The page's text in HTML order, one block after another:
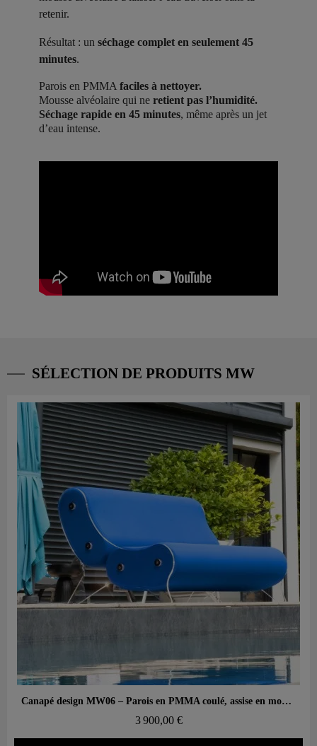
retenir.
Résultat : un séchage complet en seulement 45
minutes.
Parois en PMMA faciles à nettoyer.
Mousse alvéolaire qui ne retient pas l’humidité.
Séchage rapide en 45 minutes, même après un jet
d’eau intense.
SÉLECTION DE PRODUITS MW
Aperçu rapide Canapé design MW06 – Parois en PMMA coulé, assise en mousse alvéolaire
3 900,00 €